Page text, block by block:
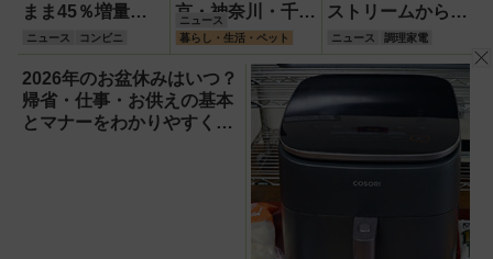
まま45％増量作
戦」第2週は8月
11日から！ライ
ンナップ＆キャン
ペーンまとめ
ニュース コンビニ
京・神奈川・千
葉】
ニュース
暮らし・生活・ペット
ストリームから
『くだもの
Vinegar（ビネガ
ー）』が登場！ス
ッキリ美味しくて
どハマり確定
ニュース 調理家電
2026年のお盆休みはいつ？
帰省・仕事・お供えの基本
とマナーをわかりやすく解